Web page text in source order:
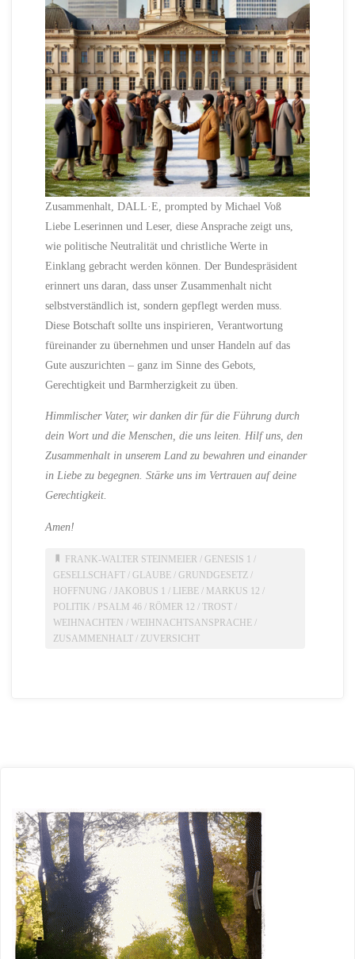
Zusammenhalt, DALL·E, prompted by Michael Voß
Liebe Leserinnen und Leser, diese Ansprache zeigt uns,
wie politische Neutralität und christliche Werte in
Einklang gebracht werden können. Der Bundespräsident
erinnert uns daran, dass unser Zusammenhalt nicht
selbstverständlich ist, sondern gepflegt werden muss.
Diese Botschaft sollte uns inspirieren, Verantwortung
füreinander zu übernehmen und unser Handeln auf das
Gute auszurichten – ganz im Sinne des Gebots,
Gerechtigkeit und Barmherzigkeit zu üben.
Himmlischer Vater, wir danken dir für die Führung durch
dein Wort und die Menschen, die uns leiten. Hilf uns, den
Zusammenhalt in unserem Land zu bewahren und einander
in Liebe zu begegnen. Stärke uns im Vertrauen auf deine
Gerechtigkeit.
Amen!
FRANK-WALTER STEINMEIER / GENESIS 1 /
GESELLSCHAFT /GLAUBE /GRUNDGESETZ /
HOFFNUNG /JAKOBUS 1 / LIEBE / MARKUS 12 /
POLITIK / PSALM 46 / RÖMER 12 /TROST /
WEIHNACHTEN /WEIHNACHTSANSPRACHE /
ZUSAMMENHALT / ZUVERSICHT